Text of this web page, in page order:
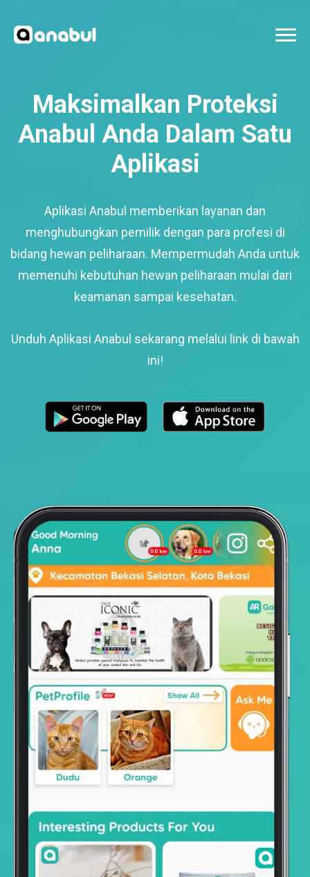
Maksimalkan Proteksi
Anabul Anda Dalam Satu
Aplikasi
Aplikasi Anabul memberikan layanan dan
menghubungkan pemilik dengan para profesi di
bidang hewan peliharaan. Mempermudah Anda untuk
memenuhi kebutuhan hewan peliharaan mulai dari
keamanan sampai kesehatan.
Unduh Aplikasi Anabul sekarang melalui link di bawah
ini!